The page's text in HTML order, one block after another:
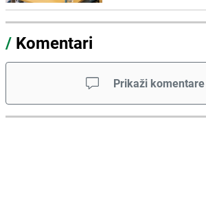
/ Komentari
Prikaži komentare